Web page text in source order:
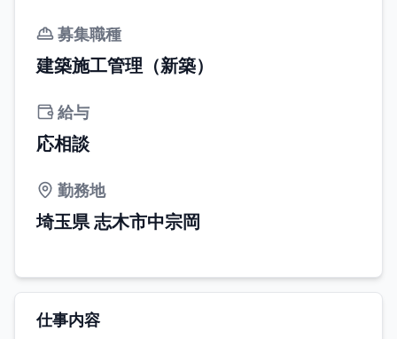
募集職種
建築施工管理（新築）
給与
応相談
勤務地
埼玉県 志木市中宗岡
仕事内容